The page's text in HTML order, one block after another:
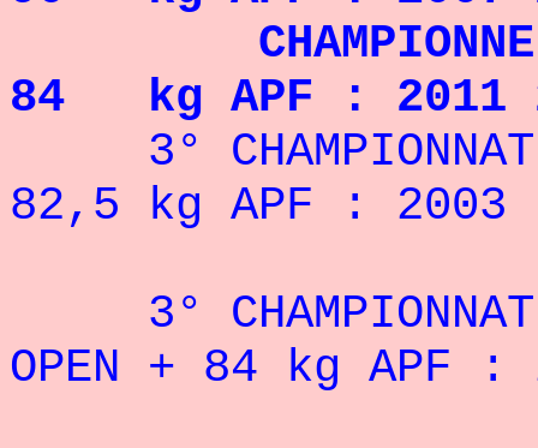
84 kg APF : 2011
3°
82,5 kg APF : 2003
3° CHAMPIONNAT
OPEN + 84 kg APF :